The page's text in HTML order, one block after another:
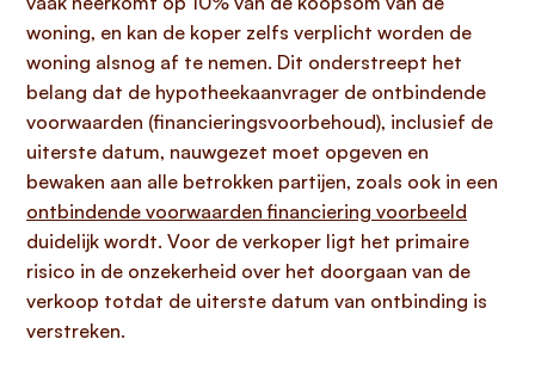
woning, en kan de koper zelfs verplicht worden de
woning alsnog af te nemen. Dit onderstreept het
belang dat de hypotheekaanvrager de ontbindende
voorwaarden (financieringsvoorbehoud), inclusief de
uiterste datum, nauwgezet moet opgeven en
bewaken aan alle betrokken partijen, zoals ook in een
ontbindende voorwaarden financiering voorbeeld
duidelijk wordt. Voor de verkoper ligt het primaire
risico in de onzekerheid over het doorgaan van de
verkoop totdat de uiterste datum van ontbinding is
verstreken.